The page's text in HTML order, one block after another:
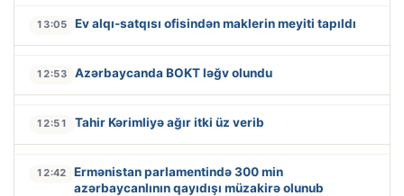
13:05 Ev alqı-satqısı ofisindən maklerin meyiti tapıldı
12:53 Azərbaycanda BOKT ləğv olundu
12:51 Tahir Kərimliyə ağır itki üz verib
12:42
Ermənistan parlamentində 300 min
azərbaycanlının qayıdışı müzakirə olunub